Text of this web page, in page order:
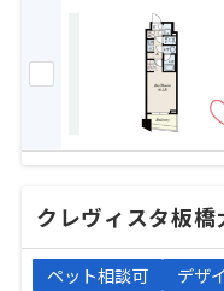
クレヴィスタ板橋
ペット相談可 デザ